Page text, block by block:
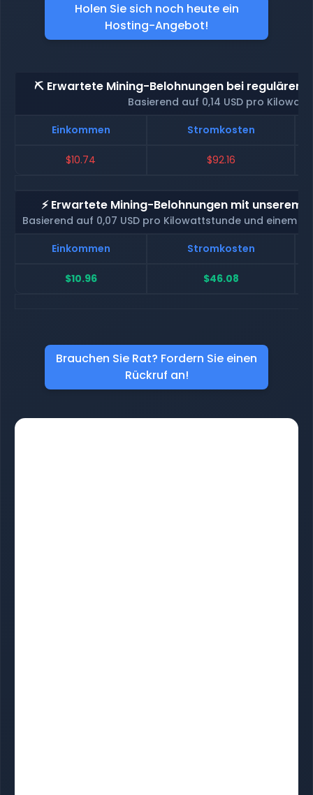
Holen Sie sich noch heute ein
Hosting-Angebot!
⛏️ Erwartete Mining-Belohnungen bei
Basierend auf 0,14 USD pro
Einkommen
Stromkosten
$10.74 $92.16
⚡ Erwartete Mining-Belohnungen mit unserem
Basierend auf 0,07 USD pro Kilowattstunde und einem
Einkommen
Stromkosten
$10.96 $46.08
Brauchen Sie Rat? Fordern Sie einen
Rückruf an!